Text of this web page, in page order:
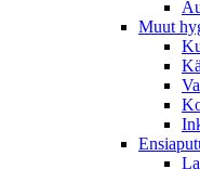
Muut